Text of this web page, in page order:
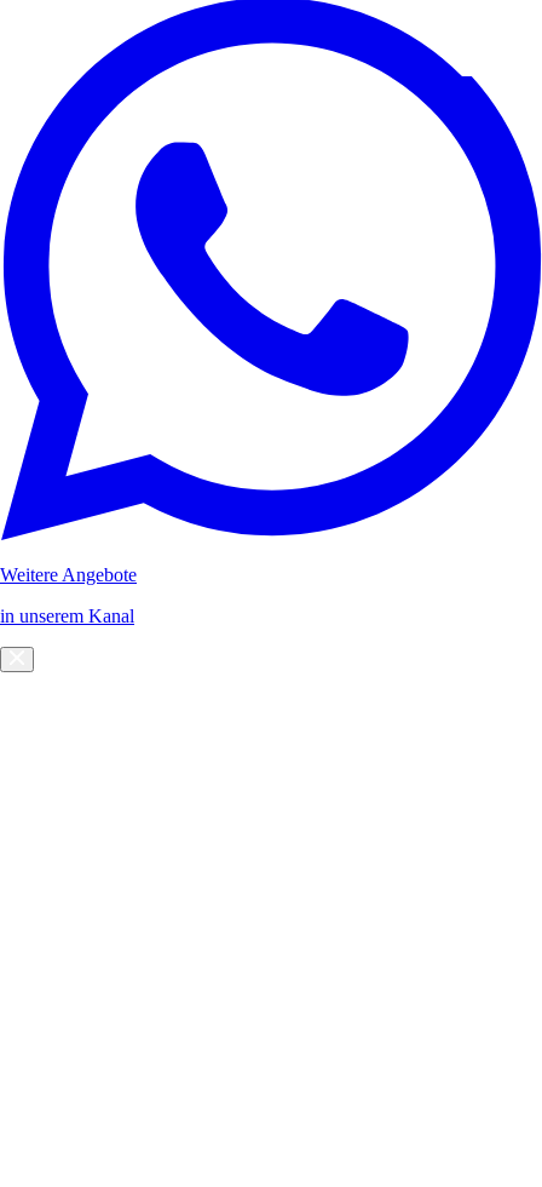
Weitere Angebote
in unserem Kanal